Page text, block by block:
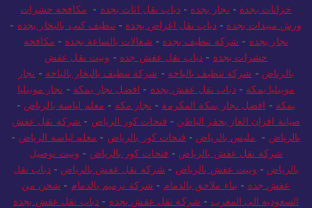
خزانات بجدة - نجار بجدة - دباب نقل اثاث بجدة - مكافحة حشرات
ورش مبيدات بجدة -دباب نقل اغراض بجدة -تنظيف كنب بالبخار بجدة -
نجار بجدة - شركة تنظيف بجدة - شغالات بالساعة بجدة - مكافحة
حشرات بجدة - دباب نقل عفش جده - ونيت نقل عفش
بالرياض - شركة تنظيف بالباحة - شركة تنظيف بالبخار بالباحة - نجار
موبيليا بمكة -دباب نقل عفش بجدة - افضل نجار بمكة - نجار موبيليا
بمكة - افضل نجار بمكة المكرمة - نجار مكة - معلم لياسة بالرياض -
صيانة افران الغاز بحفر الباطن - فتحات كور الرياض - شركة نقل عفش
بالرياض - مليس بالرياض - فتحات كور بالرياض - معلم لياسة الرياض -
شركة نقل عفش بالرياض - فتحات كور بالرياض - ونيت توصيل
بالرياض - ونيت عفش بالرياض - شركة نقل عفش بالرياض -دباب نقل
عفش جدة - بناء ملاحق بالدمام - شركة ترميم بالدمام - شحن من
السعودية الى المغرب - شركة نقل عفش بجدة - دباب نقل عفش بجدة